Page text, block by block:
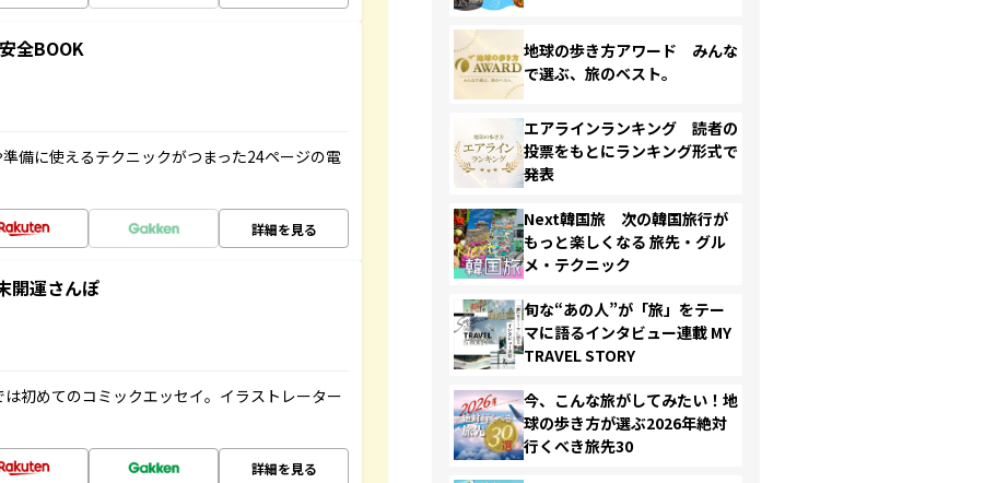
全BOOK
備に使えるテクニックがつまった24ページの電
詳細を見る
運さんぽ
初めてのコミックエッセイ。イラストレーター
詳細を見る
地球の歩き方アワード みんな
で選ぶ、旅のベスト。
エアラインランキング 読者の
投票をもとにランキング形式で
発表
Next韓国旅 次の韓国旅行が
もっと楽しくなる 旅先・グル
メ・テクニック
旬な“あの人”が「旅」をテー
マに語るインタビュー連載 MY
TRAVEL STORY
今、こんな旅がしてみたい！地
球の歩き方が選ぶ2026年絶対
行くべき旅先30